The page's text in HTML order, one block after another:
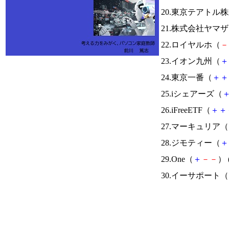
20.東京テアトル
21.株式会社ヤマ
22.ロイヤルホ（ －
23.イオン九州（ ＋
24.東京一番（ ＋ ＋
25.iシェアーズ（
26.iFreeETF（ ＋ ＋
27.マーキュリア（
28.ジモティー（ ＋
29.One（ ＋ － － ）
30.イーサポート（